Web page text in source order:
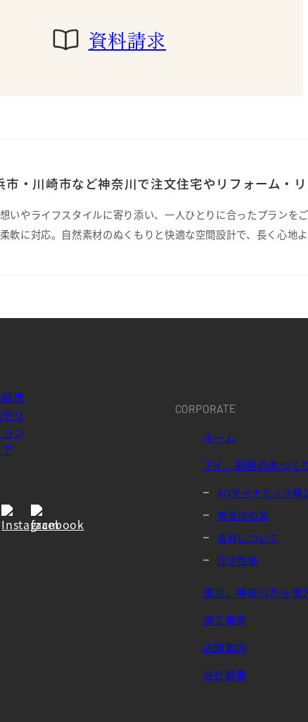
資料請求
市・川崎市など神奈川で注文住宅やリフォーム・
いやライフスタイルに寄り添い、一人ひとりに合ったプラン
軟に対応。自然素材のぬくもりと快適な空間設計で、長く心地
CORPORATE
ホーム
アイ．創建の家づく
AQダイナミック構
無添加の家
素材について
住宅性能
東京、神奈川から地
施工実例
店舗案内
会社概要